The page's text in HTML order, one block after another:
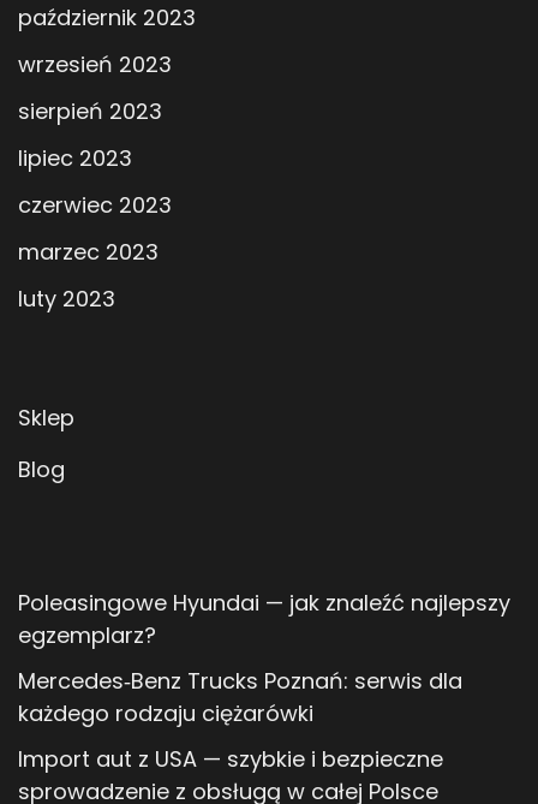
październik 2023
wrzesień 2023
sierpień 2023
lipiec 2023
czerwiec 2023
marzec 2023
luty 2023
Sklep
Blog
Poleasingowe Hyundai — jak znaleźć najlepszy
egzemplarz?
Mercedes‑Benz Trucks Poznań: serwis dla
każdego rodzaju ciężarówki
Import aut z USA — szybkie i bezpieczne
sprowadzenie z obsługą w całej Polsce